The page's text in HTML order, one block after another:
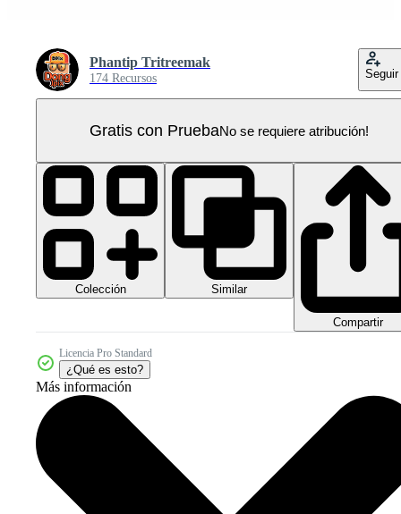
Phantip Tritreemak
174 Recursos Seguir
Gratis con PruebaNo se requiere atribución!
Colección Similar
Compartir
Licencia Pro Standard
¿Qué es esto?
Más información